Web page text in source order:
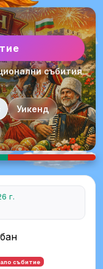
събития
Уикенд
г.
събитие